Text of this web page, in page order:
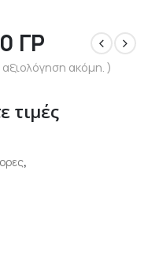
ΓΡ
ακόμη. )
τιμές
,